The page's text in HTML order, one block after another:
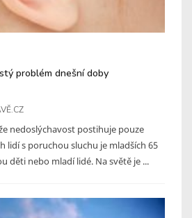
problém dnešní doby
nedoslýchavost postihuje pouze
lidí s poruchou sluchu je mladších 65
děti nebo mladí lidé. Na světě je ...